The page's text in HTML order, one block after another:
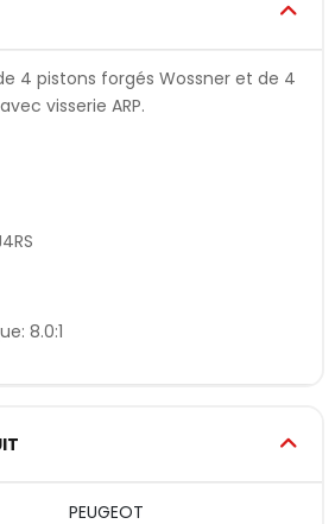
4 pistons forgés Wossner et de 4
visserie ARP.
8.0:1
PEUGEOT